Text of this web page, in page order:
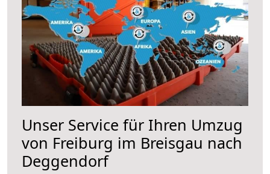
Unser Service für Ihren Umzug
von Freiburg im Breisgau nach
Deggendorf